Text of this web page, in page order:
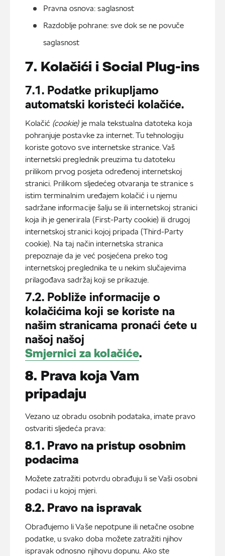
Pravna osnova: saglasnost
Razdoblje pohrane: sve dok se ne povuče
saglasnost
7. Kolačići i Social Plug-ins
7.1. Podatke prikupljamo
automatski koristeći kolačiće.
Kolačić (cookie)je mala tekstualna datoteka koja
pohranjuje postavke za internet. Tu tehnologiju
koriste gotovo sve internetske stranice. Vaš
internetski preglednik preuzima tu datoteku
prilikom prvog posjeta određenoj internetskoj
stranici. Prilikom sljedećeg otvaranja te stranice s
istim terminalnim uređajem kolačić i u njemu
sadržane informacije šalju se ili internetskoj stranici
koja ih je generirala (First-Party cookie) ili drugoj
internetskoj stranici kojoj pripada (Third-Party
cookie). Na taj način internetska stranica
prepoznaje da je već posjećena preko tog
internetskoj preglednika te u nekim slučajevima
prilagođava sadržaj koji se prikazuje.
7.2. Pobliže informacije o
kolačićima koji se koriste na
našim stranicama pronaći ćete u
našoj našoj
Smjernici za kolačiće.
8. Prava koja Vam
pripadaju
Vezano uz obradu osobnih podataka, imate pravo
ostvariti sljedeća prava:
8.1. Pravo na pristup osobnim
podacima
Možete zatražiti potvrdu obrađuju li se Vaši osobni
podaci i u kojoj mjeri.
8.2. Pravo na ispravak
Obrađujemo li Vaše nepotpune ili netačne osobne
podatke, u svako doba možete zatražiti njihov
ispravak odnosno njihovu dopunu. Ako ste